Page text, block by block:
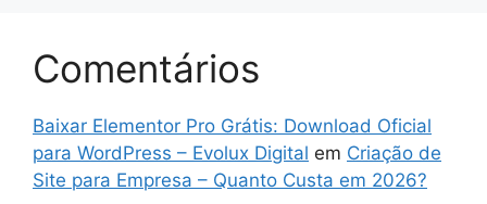
Comentários
Baixar Elementor Pro Grátis: Download Oficial
para WordPress – Evolux Digital em Criação de
Site para Empresa – Quanto Custa em 2026?